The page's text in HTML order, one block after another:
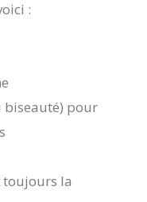
:
biseauté) pour
toujours la